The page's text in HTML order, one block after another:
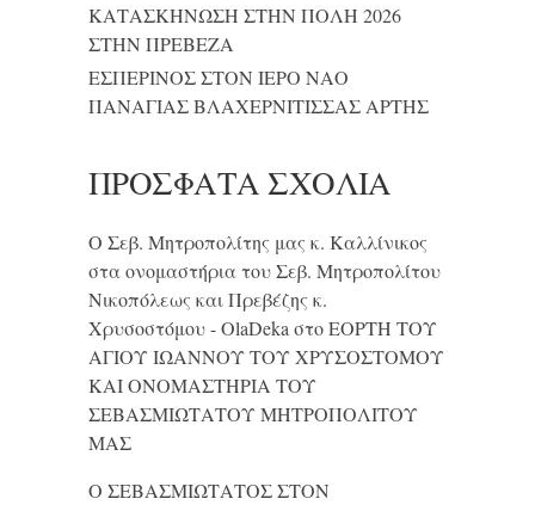
ΚΑΤΑΣΚΗΝΩΣΗ ΣΤΗΝ ΠΟΛΗ 2026
ΣΤΗΝ ΠΡΕΒΕΖΑ
ΕΣΠΕΡΙΝΟΣ ΣΤΟΝ ΙΕΡΟ ΝΑΟ
ΠΑΝΑΓΙΑΣ ΒΛΑΧΕΡΝΙΤΙΣΣΑΣ ΑΡΤΗΣ
ΠΡΌΣΦΑΤΑ ΣΧΌΛΙΑ
Ο Σεβ. Μητροπολίτης μας κ. Καλλίνικος
στα ονομαστήρια του Σεβ. Μητροπολίτου
Νικοπόλεως και Πρεβέζης κ.
Χρυσοστόμου - OlaDeka στοΕΟΡΤΗ ΤΟΥ
ΑΓΙΟΥ ΙΩΑΝΝΟΥ ΤΟΥ ΧΡΥΣΟΣΤΟΜΟΥ
ΚΑΙ ONΟΜΑΣΤΗΡΙΑ ΤΟΥ
ΣΕΒΑΣΜΙΩΤΑΤΟΥ ΜΗΤΡΟΠΟΛΙΤΟΥ
ΜΑΣ
Ο ΣΕΒΑΣΜΙΩΤΑΤΟΣ ΣΤΟΝ